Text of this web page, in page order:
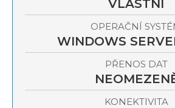
VLASTNÍ
OPERAČNÍ
WINDOWS
PŘENOS DAT
KONEKTIVITA